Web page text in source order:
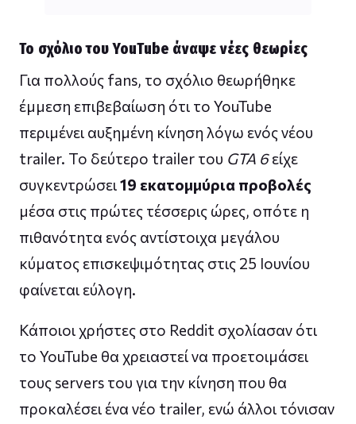
Το σχόλιο του YouTube άναψε νέες θεωρίες
Για πολλούς fans, το σχόλιο θεωρήθηκε
έμμεση επιβεβαίωση ότι το YouTube
περιμένει αυξημένη κίνηση λόγω ενός νέου
trailer. Το δεύτερο trailer του GTA 6είχε
συγκεντρώσει19 εκατομμύρια προβολές
μέσα στις πρώτες τέσσερις ώρες, οπότε η
πιθανότητα ενός αντίστοιχα μεγάλου
κύματος επισκεψιμότητας στις 25 Ιουνίου
φαίνεται εύλογη.
Κάποιοι χρήστες στο Reddit σχολίασαν ότι
το YouTube θα χρειαστεί να προετοιμάσει
τους servers του για την κίνηση που θα
προκαλέσει ένα νέο trailer, ενώ άλλοι τόνισαν